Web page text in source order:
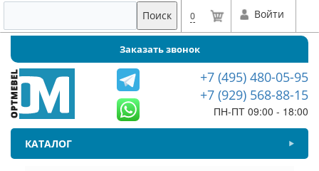
Поиск 0 Войти
Заказать звонок
+7 (495) 480-05-95
+7 (929) 568-88-15
ПН-ПТ 09:00 - 18:00
КАТАЛОГ